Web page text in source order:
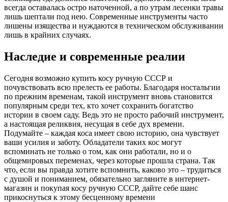
всегда оставалась остро наточенной, а по утрам лесенки травы
лишь шептали под нею. Современные инструменты часто
лишены изящества и нуждаются в техническом обслуживании
лишь в крайних случаях.
Наследие и современные реалии
Сегодня возможно купить косу ручную СССР и
почувствовать всю прелесть ее работы. Благодаря ностальгии
по прежним временам, такой инструмент вновь становится
популярным среди тех, кто хочет сохранить богатство
истории в своем саду. Ведь это не просто рабочий инструмент,
а настоящая реликвия, несущая в себе дух времени.
Подумайте – каждая коса имеет свою историю, она чувствует
ваши усилия и заботу. Обладатели таких кос могут
вспоминать не только о том, как они работали, но и о
общемировых переменах, через которые прошла страна. Так
что, если вы правда хотите вспомнить, каково это – трудиться
с душой и пониманием, обязательно загляните в интернет-
магазин и покупая косу ручную СССР, дайте себе шанс
прикоснуться к этому бесценному времени